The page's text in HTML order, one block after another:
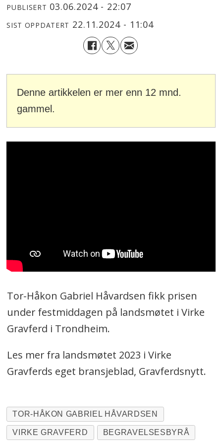
PUBLISERT 03.06.2024 - 22:07
SIST OPPDATERT 22.11.2024 - 11:04
Denne artikkelen er mer enn 12 mnd.
gammel.
Tor-Håkon Gabriel Håvardsen fikk prisen
under festmiddagen på landsmøtet i Virke
Gravferd i Trondheim.
Les mer fra landsmøtet 2023 i Virke
Gravferds eget bransjeblad, Gravferdsnytt.
TOR-HÅKON GABRIEL HÅVARDSEN
VIRKE GRAVFERD BEGRAVELSESBYRÅ